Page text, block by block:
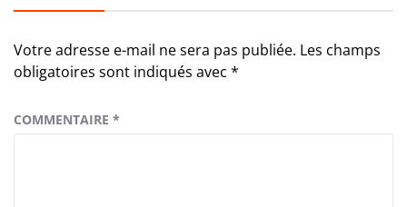
Votre adresse e-mail ne sera pas publiée. Les champs
obligatoires sont indiqués avec *
COMMENTAIRE *